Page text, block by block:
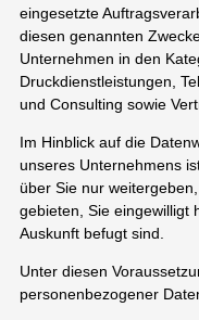
eingesetzte
diesen genannten
Unternehmen in den
Druckdienstleistungen,
und Consulting sowie
Im Hinblick auf die
unseres Unternehmens
über Sie nur
gebieten, Sie eingewilligt
Auskunft befugt sind.
Unter diesen
personenbezogener